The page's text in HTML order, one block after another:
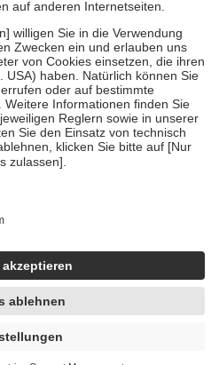
der Familie zu unterstützen,
zum vollendeten 18. Lebensjahr
und Früherkennung, die von der
es sich um echte Bewertungen
articles/4419944605341
unter Zuhilfenahme künstlicher